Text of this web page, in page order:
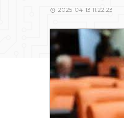
2025-04-13 11:22:23